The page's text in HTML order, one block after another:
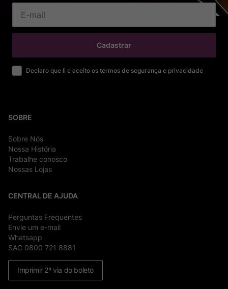
Cadastrar
Declaro que li e aceito os termos de segurança e privacidade
SOBRE
Sobre Nós
Nossa História
Trabalhe conosco
Nossas Lojas
CENTRAL DE AJUDA
Perguntas Frequentes
Envie um e-mail
Whatsapp
SAC 0800 721 8881
Imprimir 2ª via do boleto